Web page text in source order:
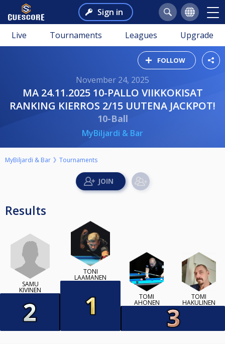
Sign in
Live Tournaments Leagues Upgrade
FOLLOW
November 24, 2025
MA 24.11.2025 10-PALLO VIIKKOKISAT
RANKING KIERROS 2/15 UUTENA JACKPOT!
10-Ball
MyBiljardi & Bar
MyBiljardi & Bar Tournaments
Results
SAMU
KIVINEN
TONI
LAAMANEN
TOMI
AHONEN
TOMI
HAKULINEN